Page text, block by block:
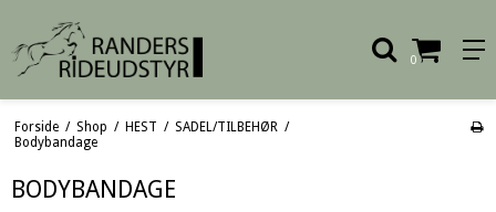
0
Forside / Shop / HEST / SADEL/TILBEHØR /
Bodybandage
BODYBANDAGE